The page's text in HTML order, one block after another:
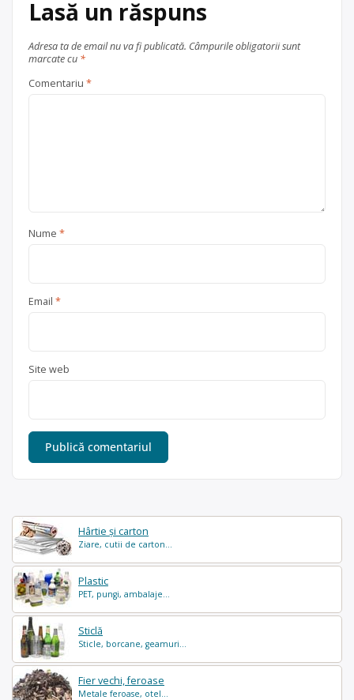
Hârtie și carton
Ziare, cutii de carton...
Plastic
PET, pungi, ambalaje...
Sticlă
Sticle, borcane, geamuri...
Fier vechi, feroase
Metale feroase, otel...
neferoase ,hârtie și carton ,lemn
plastic , în
județul Sălaj
Zalău
Lasă un răspuns
Adresa ta de email nu va fi publicată. Câmpurile obligatorii sunt
marcate cu *
Comentariu *
Nume *
Email *
Site web